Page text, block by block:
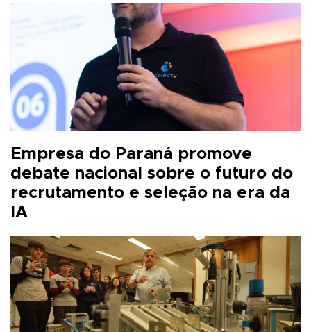
Empresa do Paraná promove
debate nacional sobre o futuro do
recrutamento e seleção na era da
IA